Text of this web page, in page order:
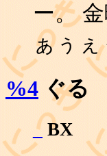
ー。
ぁぅぇ
%4 ぐる
_ BX